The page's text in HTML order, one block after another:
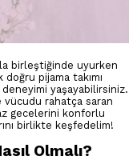
birleştiğinde uyurken
pijama takımı
yaşayabilirsiniz.
rahatça saran
gecelerini konforlu
birlikte keşfedelim!
Olmalı?